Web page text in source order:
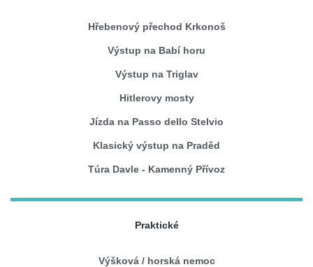
Hřebenový přechod Krkonoš
Výstup na Babí horu
Výstup na Triglav
Hitlerovy mosty
Jízda na Passo dello Stelvio
Klasický výstup na Praděd
Túra Davle - Kamenný Přívoz
Praktické
Výšková / horská nemoc